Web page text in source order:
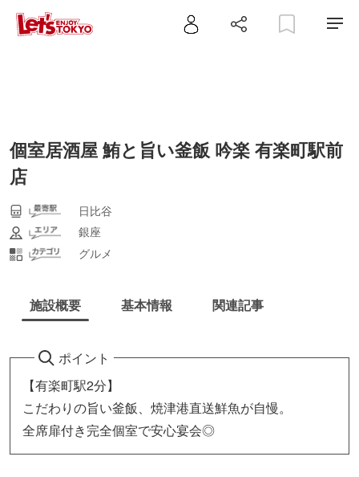
個室居酒屋 鮪と旨い釜飯 吟楽 有楽町駅前
店
日比谷
銀座
グルメ
施設概要 基本情報 関連記事
ポイント
【有楽町駅2分】
こだわりの旨い釜飯、焼津港直送鮮魚が自慢。
全席扉付き完全個室で安心宴会◎